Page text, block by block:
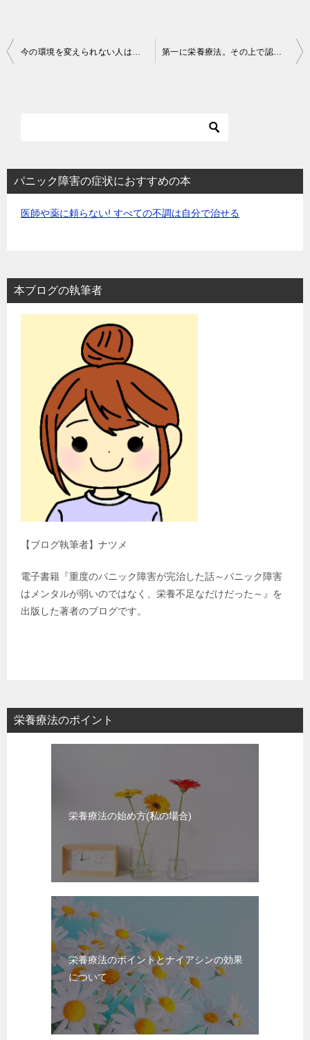
投
シ
今の環境を変えられない人は第一に栄養療法！【パニック障害】 第一に栄養療法。その上で認知行動療法。【パニック障害】
パニック障害の症状におすすめの本
医師や薬に頼らない! すべての不調は自分で治せる
本ブログの執筆者
【ブログ執筆者】ナツメ
電子書籍『重度のパニック障害が完治した話～パニック障害
はメンタルが弱いのではなく、栄養不足なだけだった～』を
出版した著者のブログです。
栄養療法のポイント
栄養療法の始め方(私の場合)
栄養療法のポイントとナイアシンの効果
について